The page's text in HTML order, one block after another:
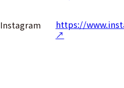
Instagram
https://
↗︎